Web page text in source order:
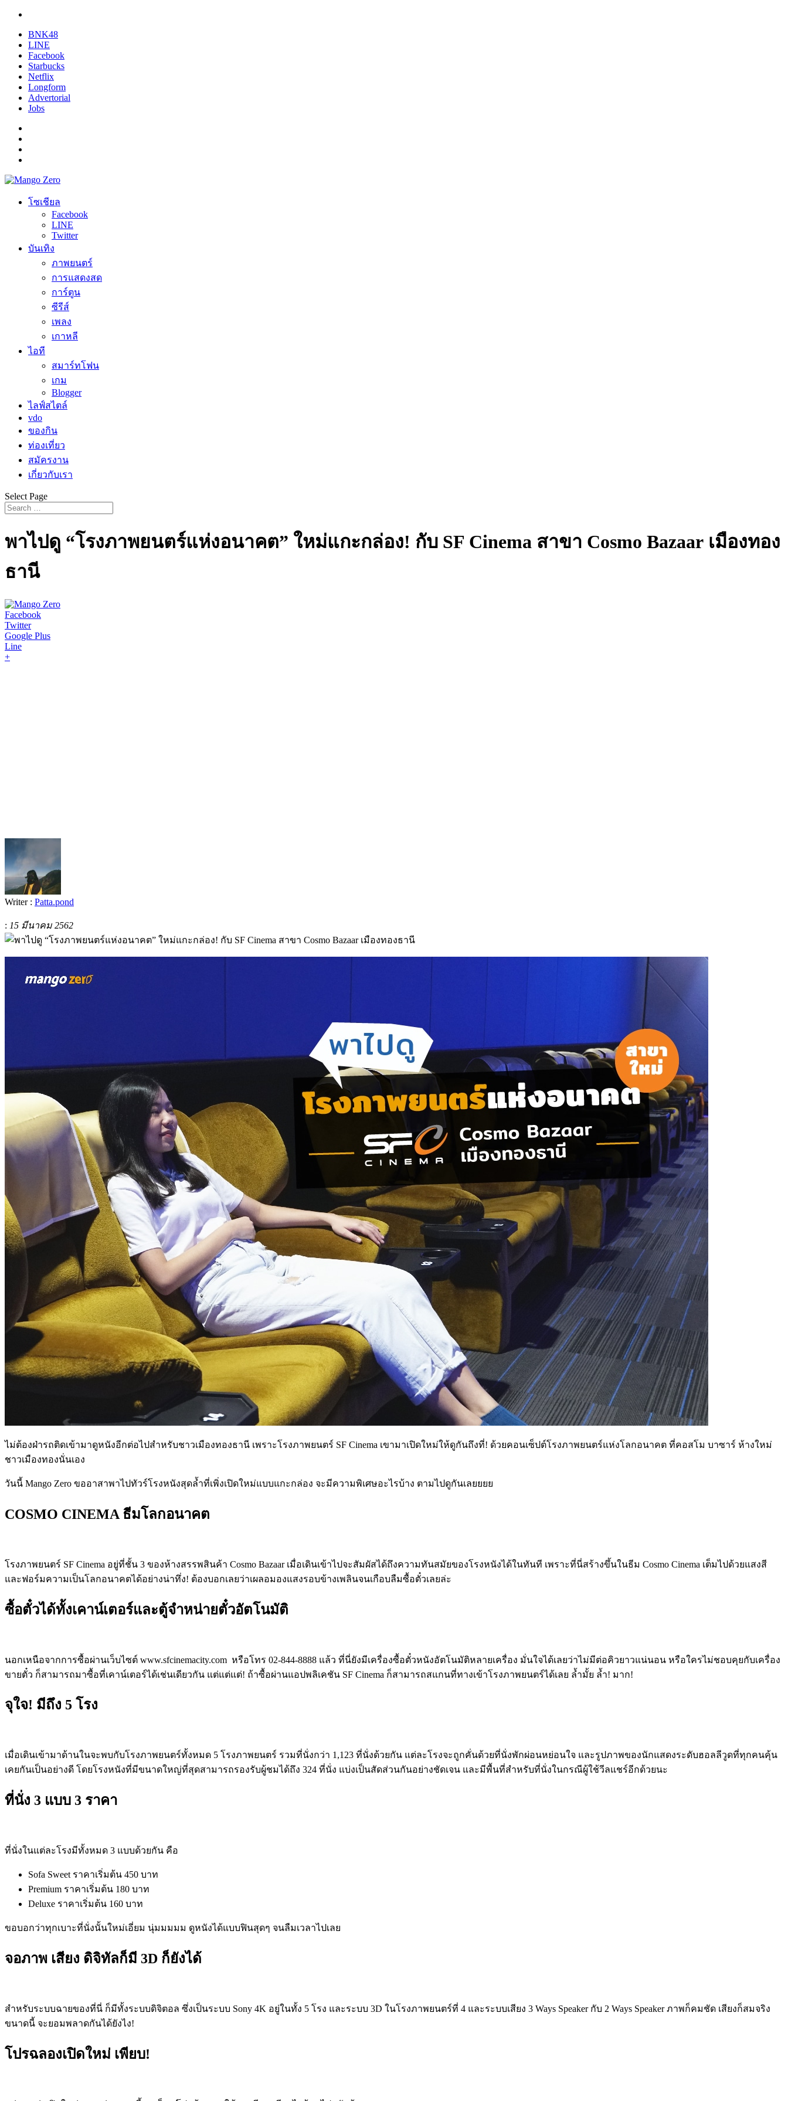
BNK48
LINE
Facebook
Starbucks
Netflix
Longform
Advertorial
Jobs
โซเชียล
Facebook
LINE
Twitter
บันเทิง
ภาพยนตร์
การแสดงสด
การ์ตูน
ซีรีส์
เพลง
เกาหลี
ไอที
สมาร์ทโฟน
เกม
Blogger
ไลฟ์สไตล์
vdo
ของกิน
ท่องเที่ยว
สมัครงาน
เกี่ยวกับเรา
Select Page
พาไปดู “โรงภาพยนตร์แห่งอนาคต” ใหม่แกะกล่อง! กับ SF Cinema สาขา Cosmo Bazaar เมืองทอง
ธานี
Facebook
Twitter
Google Plus
Line
+
Writer : Patta.pond
: 15 มีนาคม 2562
ไม่ต้องฝ่ารถติดเข้ามาดูหนังอีกต่อไปสำหรับชาวเมืองทองธานี เพราะโรงภาพยนตร์ SF Cinema เขามาเปิดใหม่ให้ดูกันถึงที่! ด้วยคอนเซ็ปต์โรงภาพยนตร์แห่งโลกอนาคต ที่คอสโม บาซาร์ ห้างใหม่
ชาวเมืองทองนั่นเอง
วันนี้ Mango Zero ขออาสาพาไปทัวร์โรงหนังสุดล้ำที่เพิ่งเปิดใหม่แบบแกะกล่อง จะมีความพิเศษอะไรบ้าง ตามไปดูกันเลยยยย
COSMO CINEMA ธีมโลกอนาคต
โรงภาพยนตร์ SF Cinema อยู่ที่ชั้น 3 ของห้างสรรพสินค้า Cosmo Bazaar เมื่อเดินเข้าไปจะสัมผัสได้ถึงความทันสมัยของโรงหนังได้ในทันที เพราะที่นี่สร้างขึ้นในธีม Cosmo Cinema เต็มไปด้วยแสงสี
และฟอร์มความเป็นโลกอนาคตได้อย่างน่าทึ่ง! ต้องบอกเลยว่าเผลอมองแสงรอบข้างเพลินจนเกือบลืมซื้อตั๋วเลยล่ะ
ซื้อตั๋วได้ทั้งเคาน์เตอร์และตู้จำหน่ายตั๋วอัตโนมัติ
นอกเหนือจากการซื้อผ่านเว็บไซต์ www.sfcinemacity.com หรือโทร 02-844-8888 แล้ว ที่นี่ยังมีเครื่องซื้อตั๋วหนังอัตโนมัติหลายเครื่อง มั่นใจได้เลยว่าไม่มีต่อคิวยาวแน่นอน หรือใครไม่ชอบคุยกับเครื่อง
ขายตั๋ว ก็สามารถมาซื้อที่เคาน์เตอร์ได้เช่นเดียวกัน แต่แต่แต่! ถ้าซื้อผ่านแอปพลิเคชัน SF Cinema ก็สามารถสแกนที่ทางเข้าโรงภาพยนตร์ได้เลย ล้ำมั้ย ล้ำ! มาก!
จุใจ! มีถึง 5 โรง
เมื่อเดินเข้ามาด้านในจะพบกับโรงภาพยนตร์ทั้งหมด 5 โรงภาพยนตร์ รวมที่นั่งกว่า 1,123 ที่นั่งด้วยกัน แต่ละโรงจะถูกคั่นด้วยที่นั่งพักผ่อนหย่อนใจ และรูปภาพของนักแสดงระดับฮอลลีวูดที่ทุกคนคุ้น
เคยกันเป็นอย่างดี โดยโรงหนังที่มีขนาดใหญ่ที่สุดสามารถรองรับผู้ชมได้ถึง 324 ที่นั่ง แบ่งเป็นสัดส่วนกันอย่างชัดเจน และมีพื้นที่สำหรับที่นั่งในกรณีผู้ใช้วีลแชร์อีกด้วยนะ
ที่นั่ง 3 แบบ 3 ราคา
ที่นั่งในแต่ละโรงมีทั้งหมด 3 แบบด้วยกัน คือ
Sofa Sweet ราคาเริ่มต้น 450 บาท
Premium ราคาเริ่มต้น 180 บาท
Deluxe ราคาเริ่มต้น 160 บาท
ขอบอกว่าทุกเบาะที่นั่งนั้นใหม่เอี่ยม นุ่มมมมม ดูหนังได้แบบฟินสุดๆ จนลืมเวลาไปเลย
จอภาพ เสียง ดิจิทัลก็มี 3D ก็ยังได้
สำหรับระบบฉายของที่นี่ ก็มีทั้งระบบดิจิตอล ซึ่งเป็นระบบ Sony 4K อยู่ในทั้ง 5 โรง และระบบ 3D ในโรงภาพยนตร์ที่ 4 และระบบเสียง 3 Ways Speaker กับ 2 Ways Speaker ภาพก็คมชัด เสียงก็สมจริง
ขนาดนี้ จะยอมพลาดกันได้ยังไง!
โปรฉลองเปิดใหม่ เพียบ!